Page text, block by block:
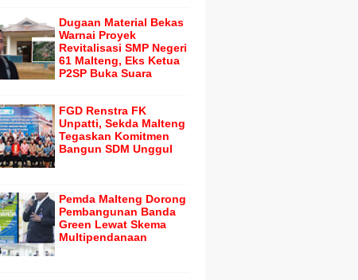
Dugaan Material Bekas
Warnai Proyek
Revitalisasi SMP Negeri
61 Malteng, Eks Ketua
P2SP Buka Suara
FGD Renstra FK
Unpatti, Sekda Malteng
Tegaskan Komitmen
Bangun SDM Unggul
Pemda Malteng Dorong
Pembangunan Banda
Green Lewat Skema
Multipendanaan